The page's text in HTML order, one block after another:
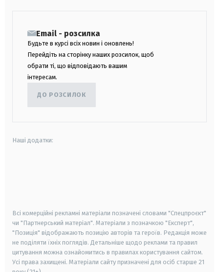
Email - розсилка
Будьте в курсі всіх новин і оновлень!
Перейдіть на сторінку наших розсилок, щоб
обрати ті, що відповідають вашим
інтересам.
ДО РОЗСИЛОК
Наші додатки:
Всі комерційні рекламні матеріали позначені словами "Спецпроєкт"
чи "Партнерський матеріал". Матеріали з позначкою "Експерт",
"Позиція" відображають позицію авторів та героїв. Редакція може
не поділяти їхніх поглядів. Детальніше щодо реклами та правил
цитування можна ознайомитись в правилах користування сайтом.
Усі права захищені. Матеріали сайту призначені для осіб старше 21